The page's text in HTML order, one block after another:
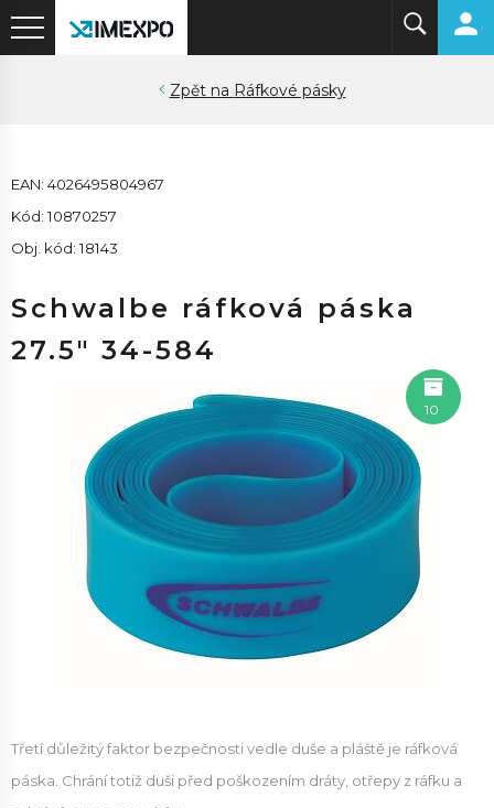
Ráfkové pásky
EAN: 4026495804967
Kód: 10870257
Obj. kód: 18143
Schwalbe ráfková páska
27.5" 34-584
10
Třetí důležitý faktor bezpečnosti vedle duše a pláště je ráfková
páska. Chrání totiž duši před poškozením dráty, otřepy z ráfku a